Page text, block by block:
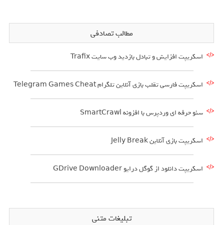
مطالب تصادفی
اسکریپت افزایش و تبادل بازدید وب سایت Trafix
اسکریپت فارسی تقلب بازی آنلاین تلگرام Telegram Games Cheat
سئو حرفه ای وردپرس با افزونه SmartCrawl
اسکریپت بازی آنلاین Jelly Break
اسکریپت دانلود از گوگل درایو GDrive Downloader
تبلیغات متنی